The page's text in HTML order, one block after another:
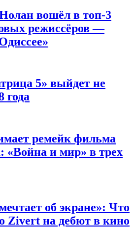
вошёл в топ-3
режиссёров —
5» выйдет не
года
ремейк фильма
«Война и мир» в трех
об экране»: Что
Zivert на дебют в кино